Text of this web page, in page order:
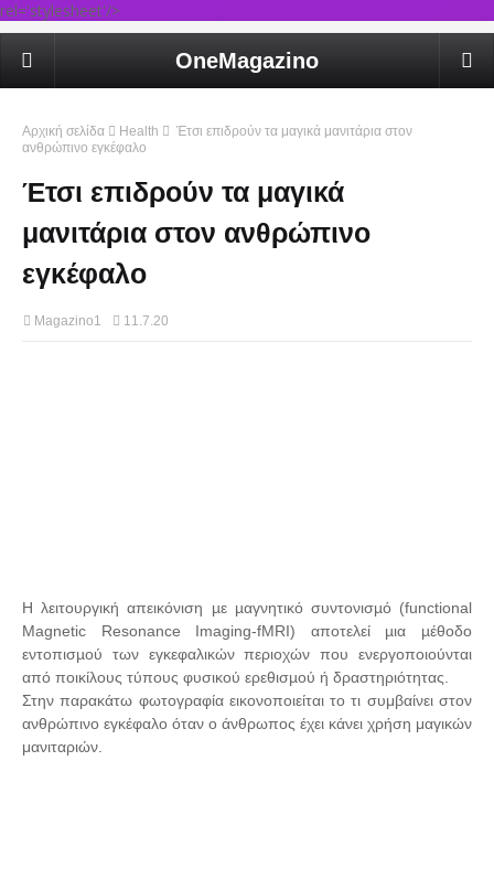
rel='stylesheet'/>
OneMagazino
Αρχική σελίδα Health
Έτσι επιδρούν τα μαγικά μανιτάρια στον
ανθρώπινο εγκέφαλο
Έτσι επιδρούν τα μαγικά
μανιτάρια στον ανθρώπινο
εγκέφαλο
Magazino1 11.7.20
Η λειτουργική απεικόνιση µε µαγνητικό συντονισµό (functional
Magnetic Resonance Imaging-fMRI) αποτελεί µια µέθοδο
εντοπισµού των εγκεφαλικών περιοχών που ενεργοποιούνται
από ποικίλους τύπους φυσικού ερεθισµού ή δραστηριότητας.
Στην παρακάτω φωτογραφία εικονοποιείται το τι συμβαίνει στον
ανθρώπινο εγκέφαλο όταν ο άνθρωπος έχει κάνει χρήση μαγικών
μανιταριών.